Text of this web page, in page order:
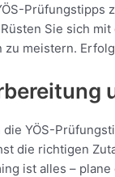
Sie sich
meistern.
YÖS-
die richtigen
ist alles –